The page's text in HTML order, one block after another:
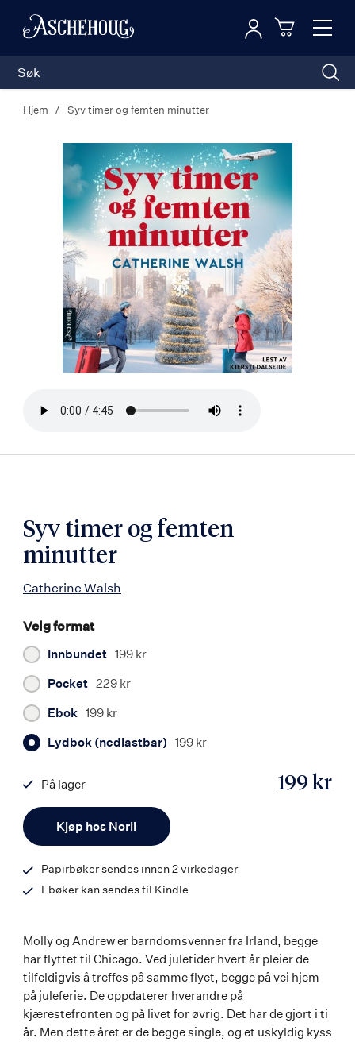
Toggle
Logg inn
Hjem Syv timer og femten minutter
Bla
Syv timer og femten
minutter
Catherine Walsh
Velg format
Innbundet 199 kr
Pocket 229 kr
Ebok 199 kr
Lydbok (nedlastbar) 199 kr
Kjøp hos Norli
199 kr
På lager
9788203458231
Papirbøker sendes innen 2 virkedager
Ebøker kan sendes til Kindle
Molly og Andrew er barndomsvenner fra Irland, begge
har flyttet til Chicago. Ved juletider hvert år pleier de
tilfeldigvis å treffes på samme flyet, begge på vei hjem
på juleferie. De oppdaterer hverandre på
kjærestefronten og på livet for øvrig. Det har de gjort i ti
år. Men dette året er de begge single, og et uskyldig kyss